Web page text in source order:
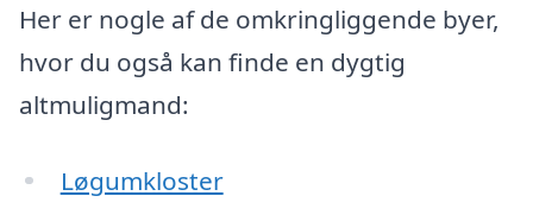
Her er nogle af de omkringliggende byer,
hvor du også kan finde en dygtig
altmuligmand:
Løgumkloster